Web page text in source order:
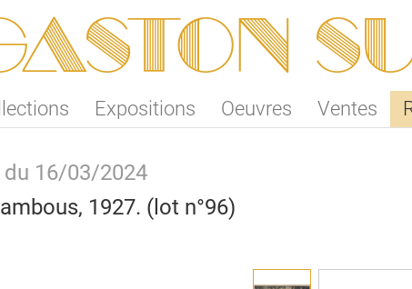
Expositions Oeuvres Ventes
du 16/03/2024
1927. (lot n°96)